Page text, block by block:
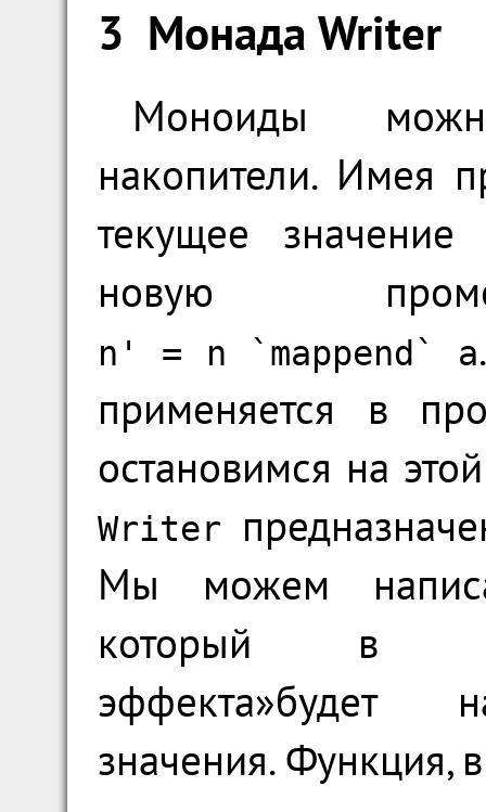
3 Монада Writer
Моноиды
накопители. Имея
текущее
новую
n ' = n ` mappend ` a
применяется в
остановимся на
Writer
Мы можем
который в
эффекта»будет
значения. Функция,